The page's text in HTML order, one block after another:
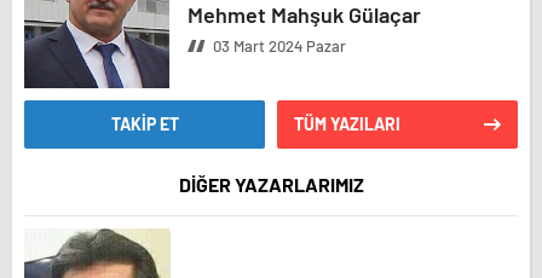
Mehmet Mahşuk Gülaçar
03 Mart 2024 Pazar
TAKİP ET TÜM YAZILARI
DİĞER YAZARLARIMIZ